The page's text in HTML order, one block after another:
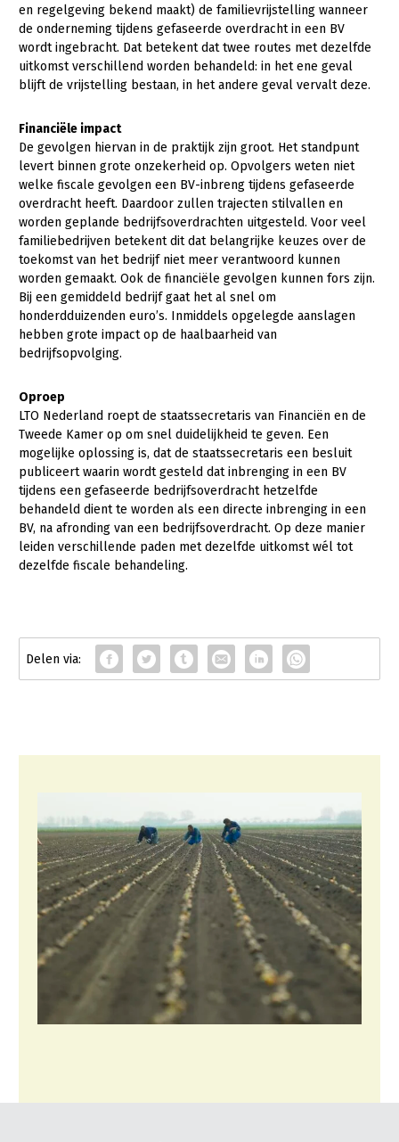
Bestuur en Directie
Medewerkers
Vakgroepbestuurders
Jaarverslag 2023
Vacatures
Pers
en regelgeving bekend maakt) de familievrijstelling wanneer
de onderneming tijdens gefaseerde overdracht in een BV
wordt ingebracht. Dat betekent dat twee routes met dezelfde
uitkomst verschillend worden behandeld: in het ene geval
blijft de vrijstelling bestaan, in het andere geval vervalt deze.
Financiële impact
De gevolgen hiervan in de praktijk zijn groot. Het standpunt
levert binnen grote onzekerheid op. Opvolgers weten niet
welke fiscale gevolgen een BV-inbreng tijdens gefaseerde
overdracht heeft. Daardoor zullen trajecten stilvallen en
worden geplande bedrijfsoverdrachten uitgesteld. Voor veel
familiebedrijven betekent dit dat belangrijke keuzes over de
toekomst van het bedrijf niet meer verantwoord kunnen
worden gemaakt. Ook de financiële gevolgen kunnen fors zijn.
Bij een gemiddeld bedrijf gaat het al snel om
honderdduizenden euro’s. Inmiddels opgelegde aanslagen
hebben grote impact op de haalbaarheid van
bedrijfsopvolging.
Oproep
LTO Nederland roept de staatssecretaris van Financiën en de
Tweede Kamer op om snel duidelijkheid te geven. Een
mogelijke oplossing is, dat de staatssecretaris een besluit
publiceert waarin wordt gesteld dat inbrenging in een BV
tijdens een gefaseerde bedrijfsoverdracht hetzelfde
behandeld dient te worden als een directe inbrenging in een
BV, na afronding van een bedrijfsoverdracht. Op deze manier
leiden verschillende paden met dezelfde uitkomst wél tot
dezelfde fiscale behandeling.